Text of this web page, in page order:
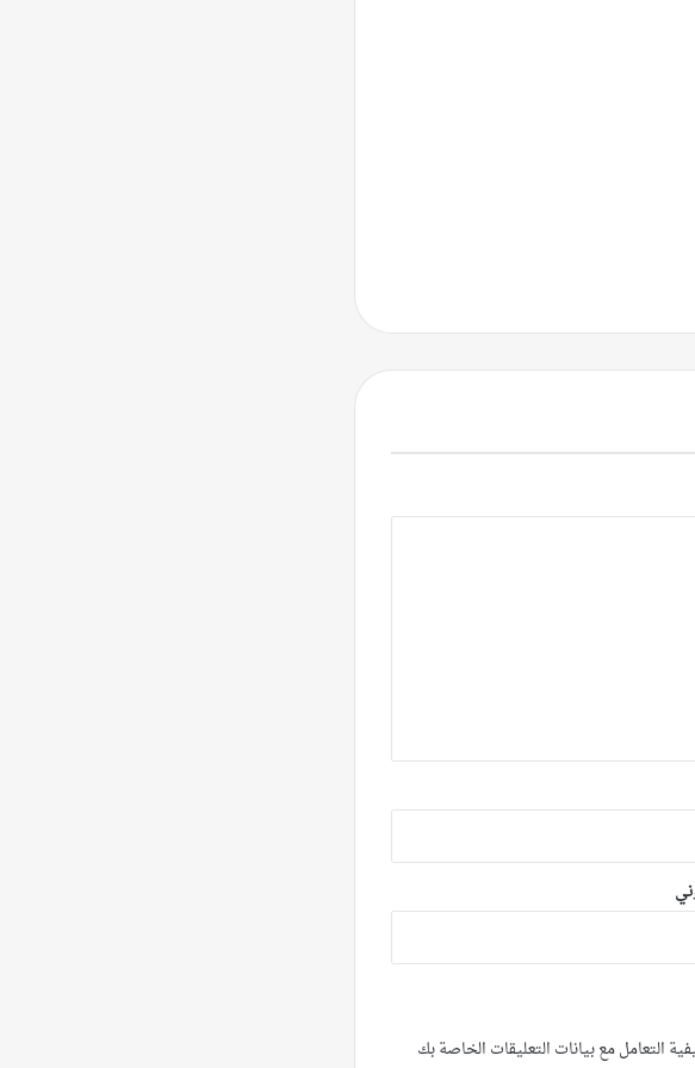
التعامل مع بيانات التعليقات الخاصة بك